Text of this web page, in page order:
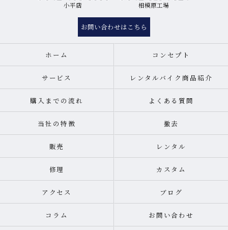
小平店 相模原工場
お問い合わせはこちら
ホーム コンセプト
サービス レンタルバイク商品紹介
購入までの流れ よくある質問
当社の特徴 撤去
販売 レンタル
修理 カスタム
アクセス ブログ
コラム お問い合わせ